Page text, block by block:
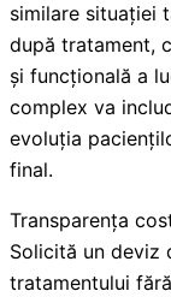
similare situației
după tratament,
și funcțională a
complex va
evoluția
final.
Transparența
Solicită un deviz
tratamentului